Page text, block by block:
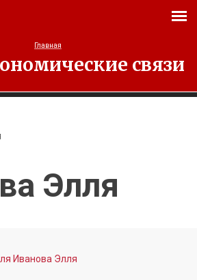
связи
Элля